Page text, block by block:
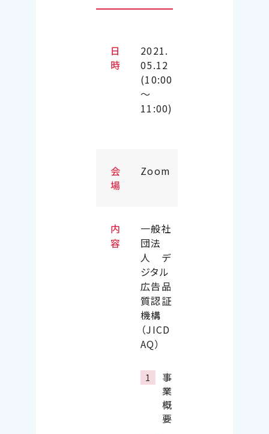
日
時
2021.
05.12
(10:00
～
11:00)
会
場
Zoom
内
容
一般社
団法
人 デ
ジタル
広告品
質認証
機構
（JICD
AQ）
事
業
概
要